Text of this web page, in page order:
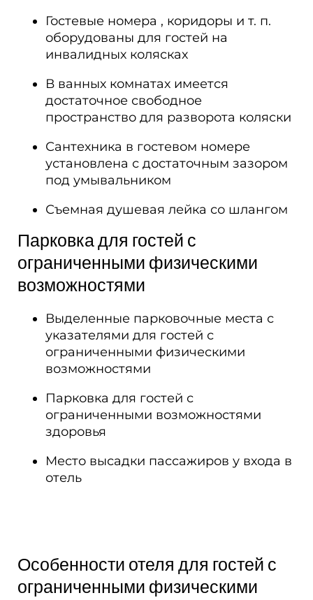
Гостевые номера , коридоры и т. п.
оборудованы для гостей на
инвалидных колясках
В ванных комнатах имеется
достаточное свободное
пространство для разворота коляски
Сантехника в гостевом номере
установлена с достаточным зазором
под умывальником
Съемная душевая лейка со шлангом
Парковка для гостей с
ограниченными физическими
возможностями​
Выделенные парковочные места с
указателями для гостей с
ограниченными физическими
возможностями
Парковка для гостей с
ограниченными возможностями
здоровья
Место высадки пассажиров у входа в
отель
Особенности отеля для гостей с
ограниченными физическими